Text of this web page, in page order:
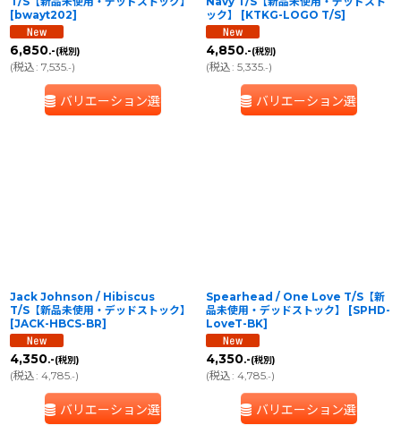
[ bwayt202]
6,850.-(税別)
(税込: 7,535.-)
バリエーション選択
ック】
[KTKG-LOGO T/S]
4,850.-(税別)
(税込: 5,335.-)
バリエーション選択
Jack Johnson / Hibiscus
T/S【新品未使用・デッドストック】
[JACK-HBCS-BR]
4,350.-(税別)
(税込: 4,785.-)
バリエーション選択
Spearhead / One Love T/S【新
品未使用・デッドストック】
[SPHD-
LoveT-BK]
4,350.-(税別)
(税込: 4,785.-)
バリエーション選択